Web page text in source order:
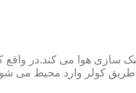
سازی هوا می کند.در
کولر وارد محیط می